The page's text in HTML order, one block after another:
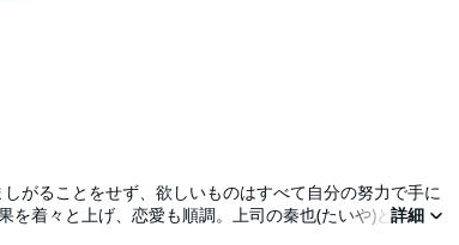
がることをせず、欲しいものはすべて自分の努力で手に
を着々と上げ、恋愛も順調。上司の秦也(たいや)と同棲
詳細